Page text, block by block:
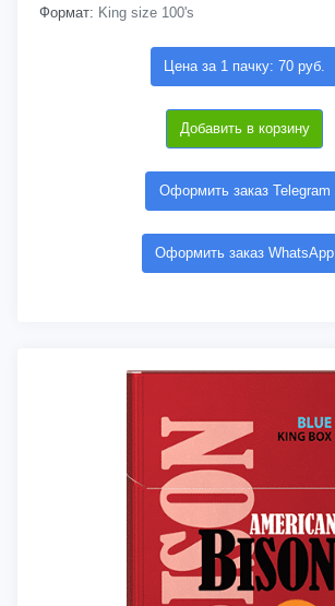
Формат: King size 100's
Цена за 1 пачку: 70 руб.
Добавить в корзину
Оформить заказ Telegram
Оформить заказ WhatsApp